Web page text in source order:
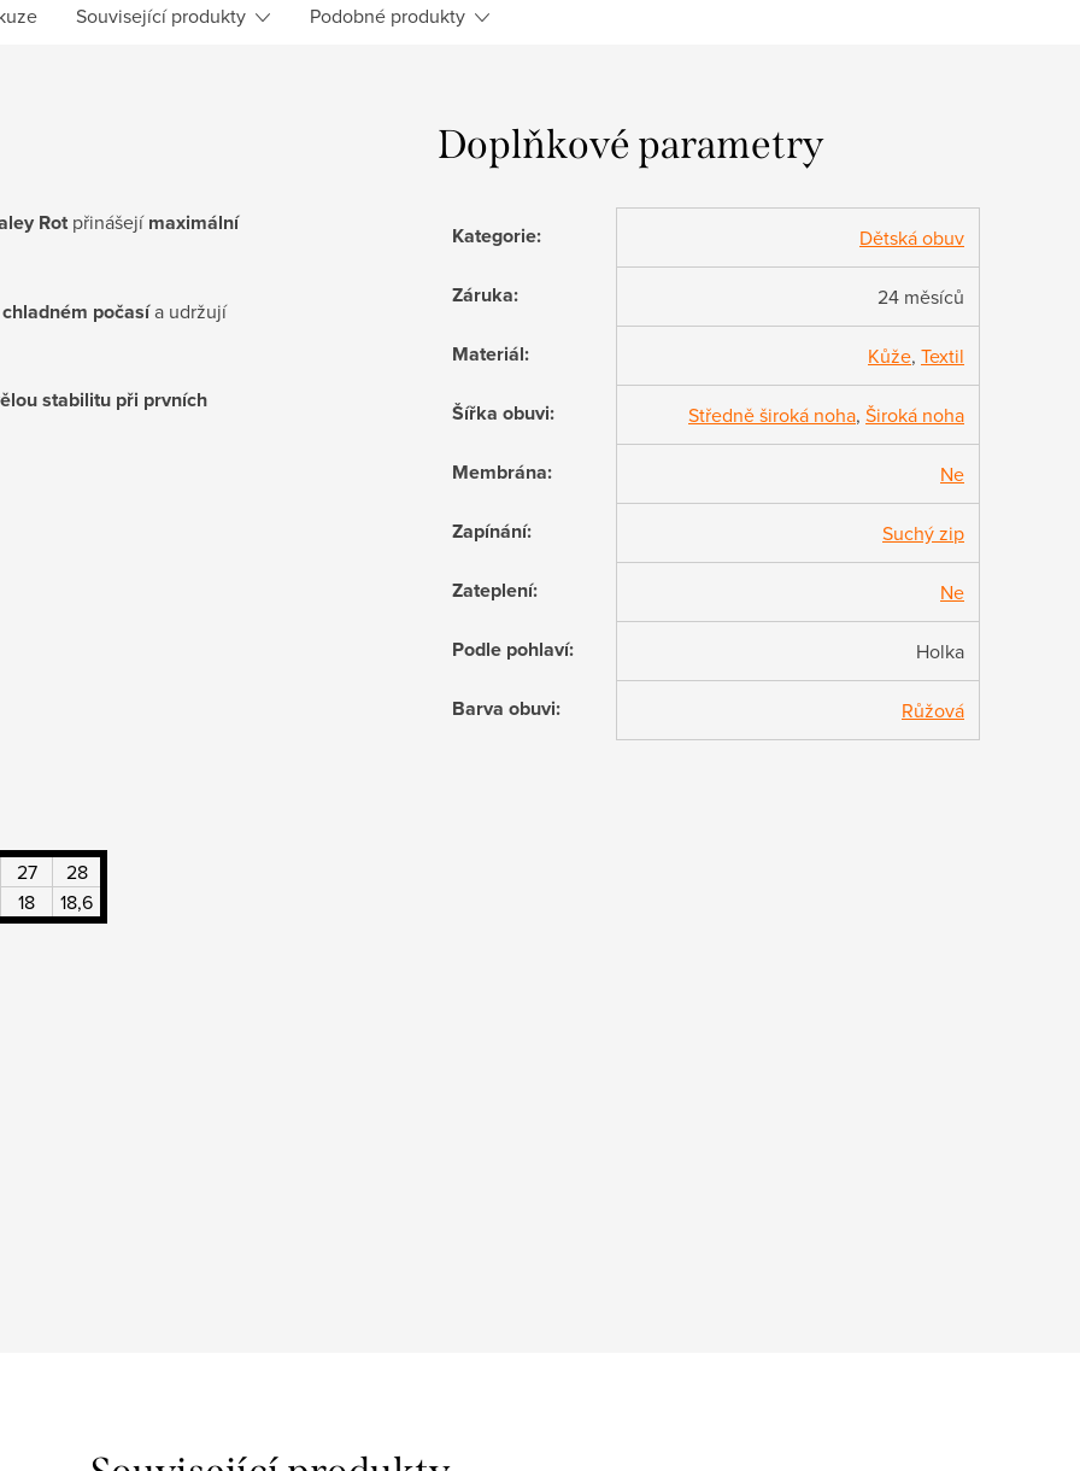
Související produkty Podobné produkty
Rotpřinášejímaximální
počasía udržují
stabilitu při prvních
27
28
18
18,6
Doplňkové parametry
Kategorie: Dětská obuv
Záruka: 24 měsíců
Materiál: Kůže, Textil
Šířka obuvi: Středně široká noha, Široká noha
Membrána: Ne
Zapínání: Suchý zip
Zateplení: Ne
Podle pohlaví: Holka
Barva obuvi: Růžová